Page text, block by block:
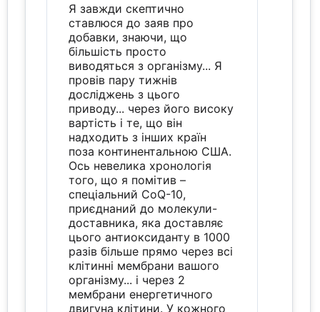
Я завжди скептично
ставлюся до заяв про
добавки, знаючи, що
більшість просто
виводяться з організму... Я
провів пару тижнів
досліджень з цього
приводу... через його високу
вартість і те, що він
надходить з інших країн
поза континентальною США.
Ось невелика хронологія
того, що я помітив –
спеціальний CoQ-10,
приєднаний до молекули-
доставника, яка доставляє
цього антиоксиданту в 1000
разів більше прямо через всі
клітинні мембрани вашого
організму... і через 2
мембрани енергетичного
двигуна клітини. У кожного